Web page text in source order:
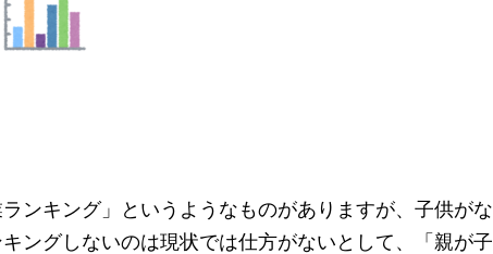
ンキング」というようなものがありますが、子供がな
ングしないのは現状では仕方がないとして、「親が子